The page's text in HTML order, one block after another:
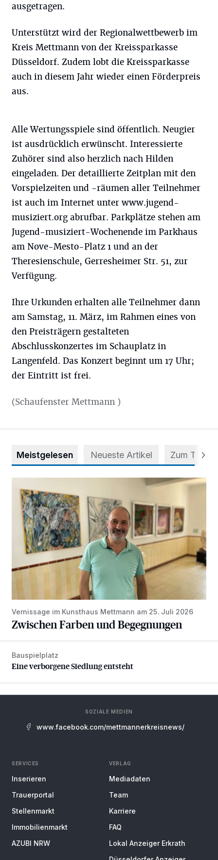
ausgetragen.
Unterstützt wird der Regionalwettbewerb im
Kreis Mettmann von der Kreissparkasse
Düsseldorf. Zudem lobt die Kreissparkasse
auch in diesem Jahr wieder einen Förderpreis
aus.
Alle Wertungsspiele sind öffentlich. Neugier
ist ausdrücklich erwünscht. Interessierte
Zuhörer sind also herzlich nach Hilden
eingeladen. Der detaillierte Zeitplan mit den
Vorspielzeiten und -räumen aller Teilnehmer
ist auch im Internet unter www.jugend-
musiziert.org abrufbar. Parkplätze stehen am
Jugend-musiziert-Wochenende im Parkhaus
am Nove-Mesto-Platz 1 und an der
Theresienschule, Gerresheimer Str. 51, zur
Verfügung.
Ihre Urkunden erhalten alle Teilnehmer dann
am Samstag, 11. März, im Rahmen eines von
den Preisträgern gestalteten
Abschlusskonzertes im Schauplatz in
Langenfeld. Das Konzert beginnt um 17 Uhr;
der Eintritt ist frei.
(Schaufenster Mettmann )
Meistgelesen Neueste Artikel Zum Thema
Vernissage im Kunsthaus Mettmann am 25. Juli 2026
Zwischen Farben und Begegnungen
Eine verborgene Siedlung entsteht
Bauspielplatz
Eine verborgene Siedlung entsteht
SOZIALE MEDIEN
www.facebook.com/mettmannerkreisnews/
SERVICES
Inserieren
Trauerportal
Stellenmarkt
Immobilienmarkt
AZUBI NRW
VERLAG
Mediadaten
Team
Karriere
FAQ
Lokal Anzeiger Erkrath